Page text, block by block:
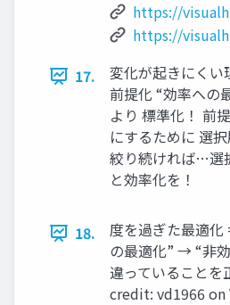
https://
https://
17.
変化が起きにくい
前提化 “効率への
より 標準化！ 前
にするために 選
絞り続ければ…選
と効率化を！
18.
度を過ぎた最適化
の最適化” → “⾮
違っていること
credit: vd1966